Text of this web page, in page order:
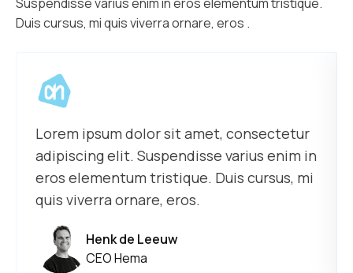
Duis cursus, mi quis viverra ornare, eros .
Lorem ipsum dolor sit amet, consectetur
adipiscing elit. Suspendisse varius enim in
eros elementum tristique. Duis cursus, mi
quis viverra ornare, eros.
Henk de Leeuw
CEO Hema